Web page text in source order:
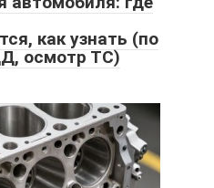
как узнать (по
осмотр ТС)